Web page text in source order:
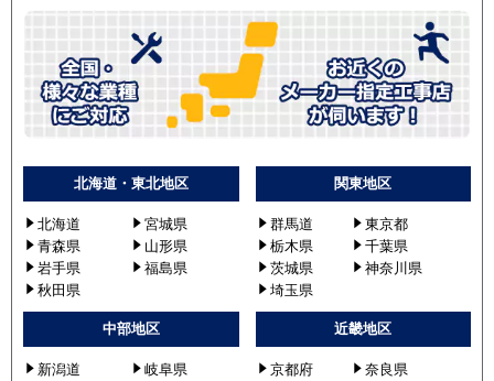
北海道・東北地区
北海道
宮城県
青森県
山形県
岩手県
福島県
秋田県
関東地区
群馬道
東京都
栃木県
千葉県
茨城県
神奈川県
埼玉県
中部地区
新潟道
岐阜県
近畿地区
京都府
奈良県